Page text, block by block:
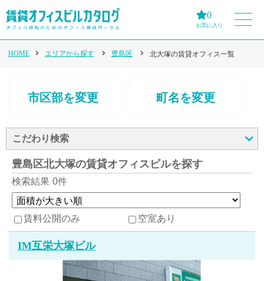
0
お気に入り
HOME エリアから探す 豊島区 北大塚の賃貸オフィス一覧
市区部を変更 町名を変更
こだわり検索
豊島区北大塚の賃貸オフィスビルを探す
検索結果 0件
賃料公開のみ 空室あり
IM互栄大塚ビル